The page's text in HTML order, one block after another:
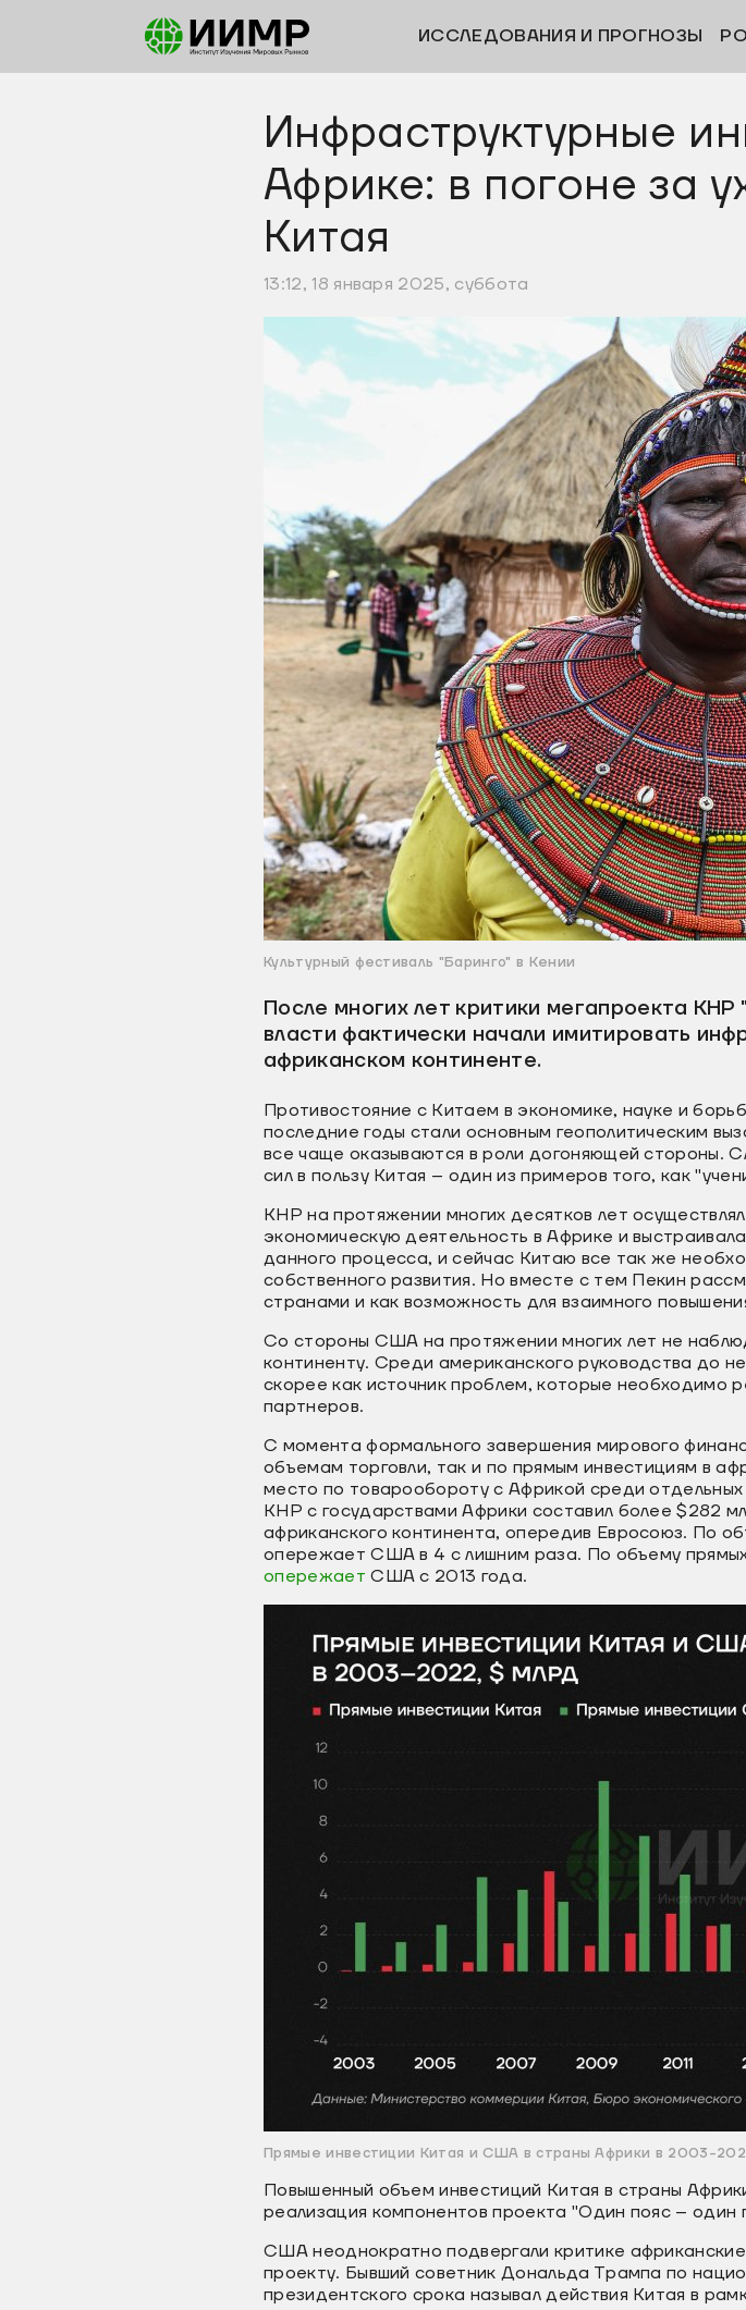
ИССЛЕДОВАНИЯ И ПРОГНОЗЫ
Инфраструктурные
Африке: в погоне за
Китая
13:12, 18 января 2025, суббота
Культурный фестиваль "Баринго" в Кении
После многих лет критики мегапроекта
власти фактически начали имитировать
африканском континенте.
Противостояние с Китаем в экономике, науке и
последние годы стали основным геополитическим
все чаще оказываются в роли догоняющей стороны.
сил в пользу Китая – один из примеров того, как
КНР на протяжении многих десятков лет
экономическую деятельность в Африке и
данного процесса, и сейчас Китаю все так же
собственного развития. Но вместе с тем Пекин
странами и как возможность для взаимного
Со стороны США на протяжении многих лет не
континенту. Среди американского руководства до
скорее как источник проблем, которые необходимо
партнеров.
С момента формального завершения мирового
объемам торговли, так и по прямым инвестициям в
место по товарообороту с Африкой среди
КНР с государствами Африки составил более $282
африканского континента, опередив Евросоюз. По
опережает США в 4 с лишним раза. По объему
опережаетСША с 2013 года.
Прямые инвестиции Китая и США в страны Африки в 2003-
Повышенный объем инвестиций Китая в страны
реализация компонентов проекта "Один пояс – один
США неоднократно подвергали критике
проекту. Бывший советник Дональда Трампа по
президентского срока называл действия Китая в